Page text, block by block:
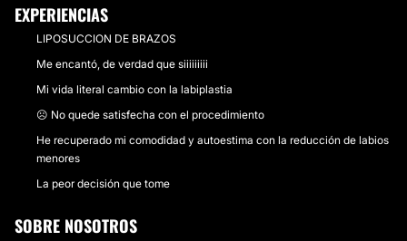
EXPERIENCIAS
LIPOSUCCION DE BRAZOS
Me encantó, de verdad que siiiiiiiii
Mi vida literal cambio con la labiplastia
☹️ No quede satisfecha con el procedimiento
He recuperado mi comodidad y autoestima con la reducción de labios
menores
La peor decisión que tome
SOBRE NOSOTROS